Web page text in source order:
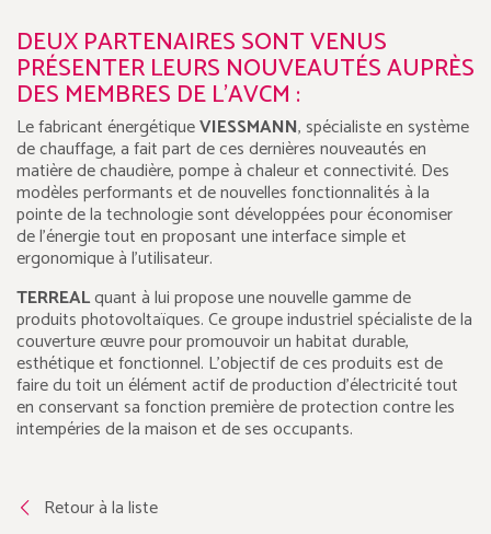
DEUX PARTENAIRES SONT VENUS
PRÉSENTER LEURS NOUVEAUTÉS AUPRÈS
DES MEMBRES DE L'AVCM :
Le fabricant énergétiqueVIESSMANN, spécialiste en système
de chauffage, a fait part de ces dernières nouveautés en
matière de chaudière, pompe à chaleur et connectivité. Des
modèles performants et de nouvelles fonctionnalités à la
pointe de la technologie sont développées pour économiser
de l’énergie tout en proposant une interface simple et
ergonomique à l’utilisateur.
TERREALquant à lui propose une nouvelle gamme de
produits photovoltaïques. Ce groupe industriel spécialiste de la
couverture œuvre pour promouvoir un habitat durable,
esthétique et fonctionnel. L’objectif de ces produits est de
faire du toit un élément actif de production d’électricité tout
en conservant sa fonction première de protection contre les
intempéries de la maison et de ses occupants.
Retour à la liste